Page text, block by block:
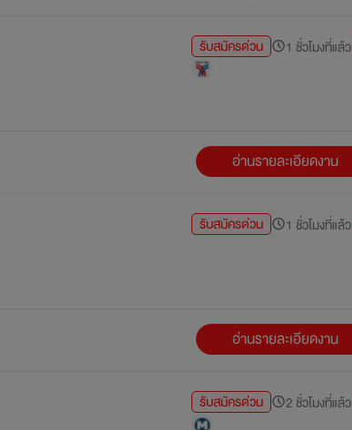
รับสมัครด่วน 1 ชั่วโมงที่แล้ว
อ่านรายละเอียดงาน
รับสมัครด่วน 1 ชั่วโมงที่แล้ว
อ่านรายละเอียดงาน
รับสมัครด่วน 2 ชั่วโมงที่แล้ว